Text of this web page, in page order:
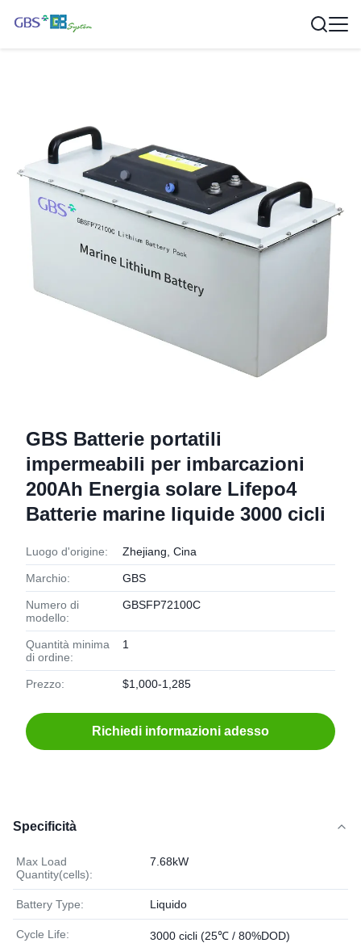
GBS Batterie portatili
impermeabili per imbarcazioni
200Ah Energia solare Lifepo4
Batterie marine liquide 3000 cicli
Luogo d'origine: Zhejiang, Cina
Marchio: GBS
Numero di
modello:
GBSFP72100C
Quantità minima
di ordine:
1
Prezzo: $1,000-1,285
Richiedi informazioni adesso
Specificità
Max Load
Quantity(cells):
7.68kW
Battery Type: Liquido
Cycle Life: 3000 cicli (25℃ / 80%DOD)